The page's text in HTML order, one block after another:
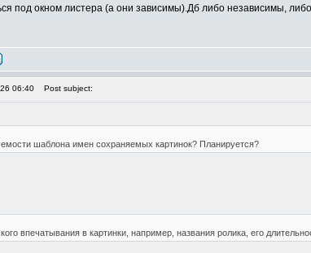
под окном листера (а они зависимы).Дб либо независимы,
06:40 Post subject:
шаблона имен сохраняемых картинок? Планируется?
впечатывания в картинки, например, названия ролика, его